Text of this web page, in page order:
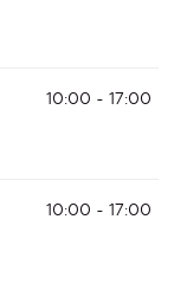
10:00 - 17:00
10:00 - 17:00